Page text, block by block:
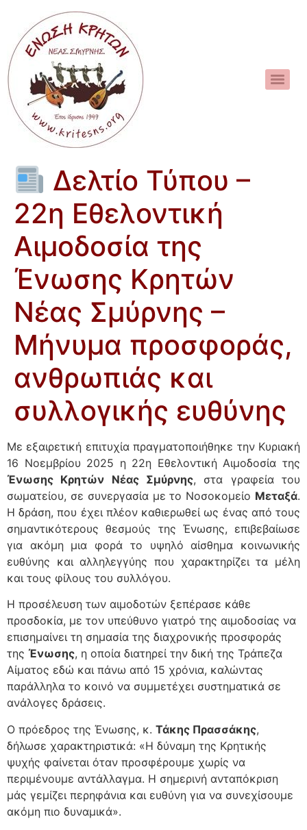
Δελτίο Τύπου –
22η Εθελοντική
Αιμοδοσία της
Ένωσης Κρητών
Νέας Σμύρνης –
Μήνυμα προσφοράς,
ανθρωπιάς και
συλλογικής ευθύνης
Με εξαιρετική επιτυχία πραγματοποιήθηκε την Κυριακή
16 Νοεμβρίου 2025 η 22η Εθελοντική Αιμοδοσία της
Ένωσης Κρητών Νέας Σμύρνης, στα γραφεία του
σωματείου, σε συνεργασία με το Νοσοκομείο Μεταξά.
Η δράση, που έχει πλέον καθιερωθεί ως ένας από τους
σημαντικότερους θεσμούς της Ένωσης, επιβεβαίωσε
για ακόμη μια φορά το υψηλό αίσθημα κοινωνικής
ευθύνης και αλληλεγγύης που χαρακτηρίζει τα μέλη
και τους φίλους του συλλόγου.
Η προσέλευση των αιμοδοτών ξεπέρασε κάθε
προσδοκία, με τον υπεύθυνο γιατρό της αιμοδοσίας να
επισημαίνει τη σημασία της διαχρονικής προσφοράς
της Ένωσης, η οποία διατηρεί την δική της Τράπεζα
Αίματος εδώ και πάνω από 15 χρόνια, καλώντας
παράλληλα το κοινό να συμμετέχει συστηματικά σε
ανάλογες δράσεις.
Ο πρόεδρος της Ένωσης, κ. Τάκης Πρασσάκης,
δήλωσε χαρακτηριστικά: «Η δύναμη της Κρητικής
ψυχής φαίνεται όταν προσφέρουμε χωρίς να
περιμένουμε αντάλλαγμα. Η σημερινή ανταπόκριση
μάς γεμίζει περηφάνια και ευθύνη για να συνεχίσουμε
ακόμη πιο δυναμικά».